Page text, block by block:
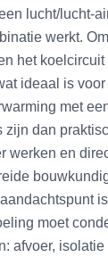
lucht/lucht-
werkt.
het
ideaal is
met
zijn dan
werken en
moet
afvoer,